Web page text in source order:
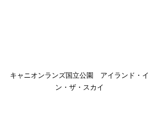
キャニオンランズ国立公園　アイランド・イ
ン・ザ・スカイ